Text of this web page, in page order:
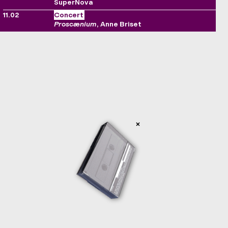
SuperNova
11.02
Concert
Proscænium, Anne Briset